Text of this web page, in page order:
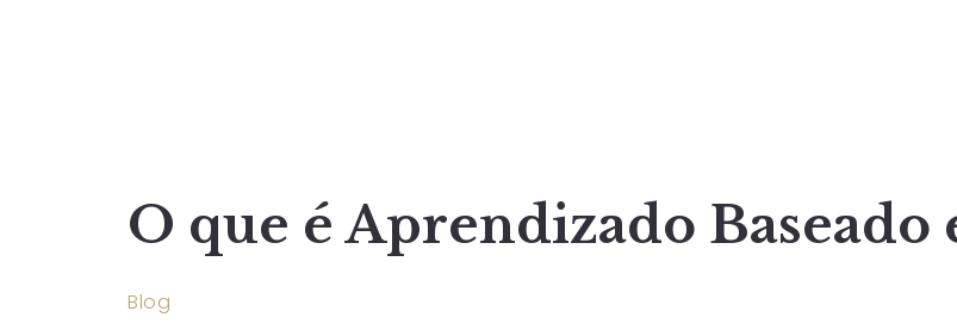
O que é Aprendizado Baseado
Blog